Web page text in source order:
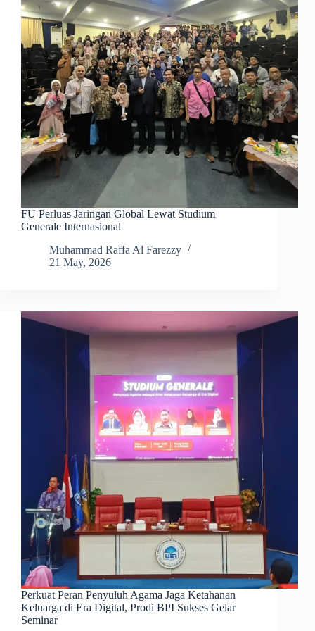
FU Perluas Jaringan Global Lewat Studium
Generale Internasional
Muhammad Raffa Al Farezzy
21 May, 2026
Perkuat Peran Penyuluh Agama Jaga Ketahanan
Keluarga di Era Digital, Prodi BPI Sukses Gelar
Seminar